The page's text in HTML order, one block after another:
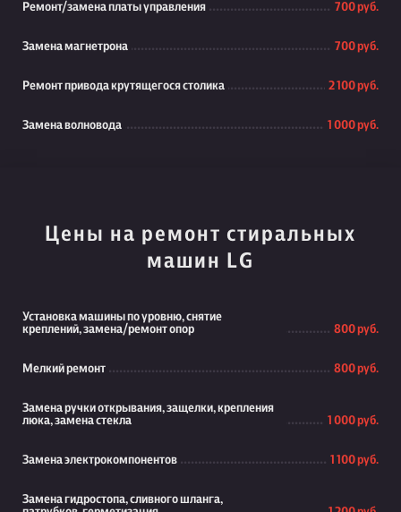
Ремонт/замена платы управления 700 руб.
Замена магнетрона 700 руб.
Ремонт привода крутящегося столика 2 100 руб.
Замена волновода 1 000 руб.
Цены на ремонт стиральных
машин LG
Установка машины по уровню, снятие
креплений, замена/ремонт опор
800 руб.
Мелкий ремонт 800 руб.
Замена ручки открывания, защелки, крепления
люка, замена стекла
1 000 руб.
Замена электрокомпонентов 1 100 руб.
Замена гидростопа, сливного шланга,